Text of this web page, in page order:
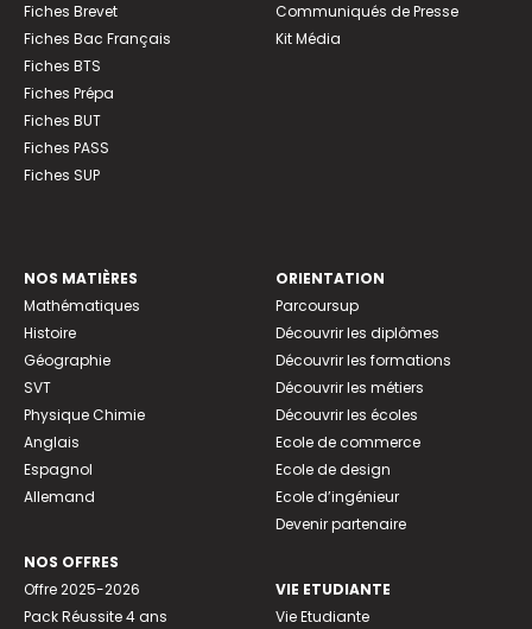
Fiches Brevet
Fiches Bac Français
Fiches BTS
Fiches Prépa
Fiches BUT
Fiches PASS
Fiches SUP
Communiqués de Presse
Kit Média
NOS MATIÈRES
Mathématiques
Histoire
Géographie
SVT
Physique Chimie
Anglais
Espagnol
Allemand
NOS OFFRES
Offre 2025-2026
Pack Réussite 4 ans
ORIENTATION
Parcoursup
Découvrir les diplômes
Découvrir les formations
Découvrir les métiers
Découvrir les écoles
Ecole de commerce
Ecole de design
Ecole d’ingénieur
Devenir partenaire
VIE ETUDIANTE
Vie Etudiante